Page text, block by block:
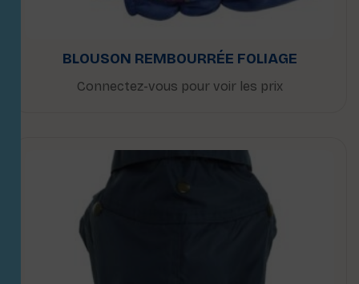
BLOUSON REMBOURRÉE FOLIAGE
Connectez-vous pour voir les prix